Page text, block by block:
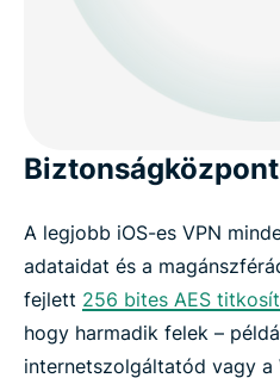
A legjobb iOS-es VPN
adataidat és a
fejlett 256 bites AES
hogy harmadik felek –
internetszolgáltatód vagy a